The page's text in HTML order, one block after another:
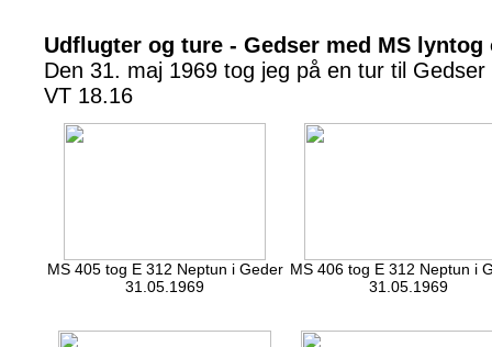
Udflugter og ture - Gedser med MS lyntog
Den 31. maj 1969 tog jeg på en tur til
VT 18.16
MS 405 tog E 312 Neptun i Geder
31.05.1969
MS 406 tog E 312 Neptun i
31.05.1969